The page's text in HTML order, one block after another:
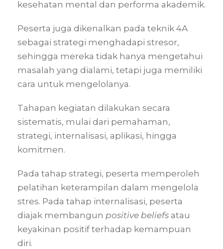
kesehatan mental dan performa akademik.
Peserta juga dikenalkan pada teknik 4A
sebagai strategi menghadapi stresor,
sehingga mereka tidak hanya mengetahui
masalah yang dialami, tetapi juga memiliki
cara untuk mengelolanya.
Tahapan kegiatan dilakukan secara
sistematis, mulai dari pemahaman,
strategi, internalisasi, aplikasi, hingga
komitmen.
Pada tahap strategi, peserta memperoleh
pelatihan keterampilan dalam mengelola
stres. Pada tahap internalisasi, peserta
diajak membangun positive beliefs atau
keyakinan positif terhadap kemampuan
diri.